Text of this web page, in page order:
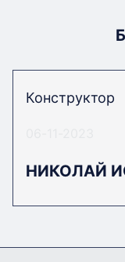
Конструктор
НИКОЛАЙ